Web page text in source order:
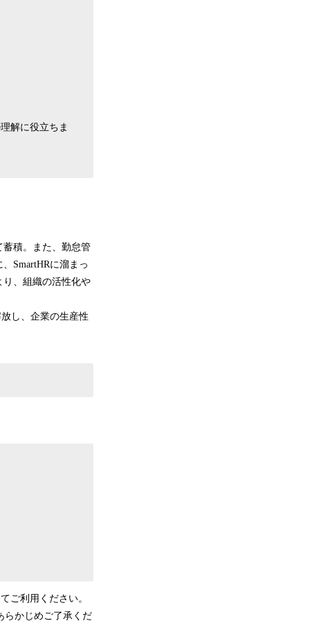
解に役立ちま
積。また、勤怠管
SmartHRに溜まっ
り、組織の活性化や
し、企業の生産性
ご利用ください。
らかじめご了承くだ